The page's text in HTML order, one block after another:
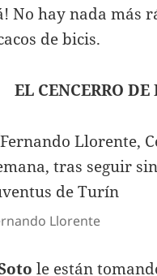
No hay nada más
de bicis.
EL CENCERRO
Llorente
le están